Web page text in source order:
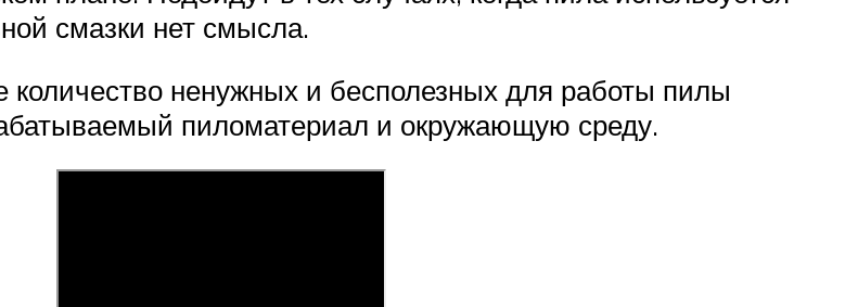
смазки нет смысла.
ненужных и бесполезных для работы пилы
пиломатериал и окружающую среду.